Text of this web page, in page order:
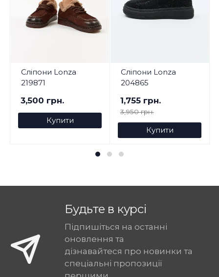
Сліпони Lonza
219871
3,500 грн.
Купити
Сліпони Lonza
204865
1,755 грн.
3,950 грн.
Купити
Будьте в курсі
Підпишіться на останні
оновлення та
дізнавайтеся про новинки та
спеціальні пропозиції